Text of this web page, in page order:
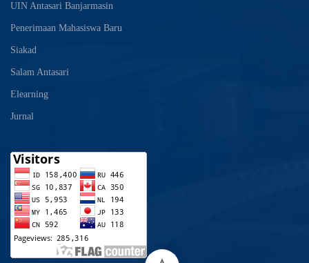
UIN Antasari Banjarmasin
Penerimaan Mahasiswa Baru
Siakad
Salam Antasari
Elearning
Jurnal